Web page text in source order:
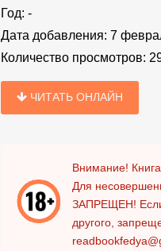
Год: -
Дата добавления: 7
Количество просмотров:
ЧИТАТЬ ОНЛАЙН
Внимание!
Для
ЗАПРЕЩЕН!
другого,